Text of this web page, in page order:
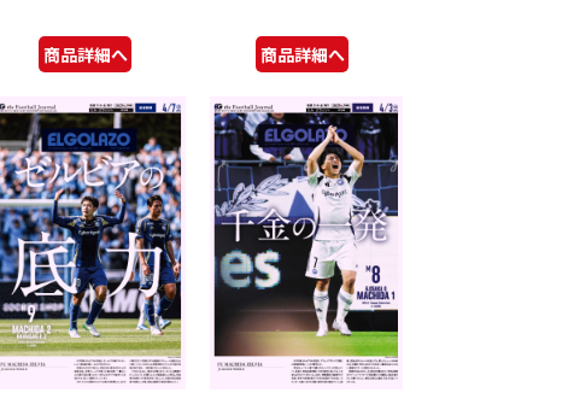
商品詳細へ 商品詳細へ